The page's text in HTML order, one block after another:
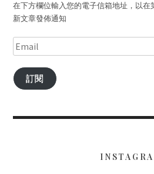
在下方欄位輸入您的電子信箱地址，以在
新文章發佈通知
訂閱